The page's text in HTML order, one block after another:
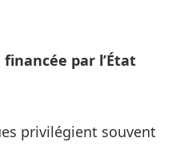
par l’État
privilégient souvent